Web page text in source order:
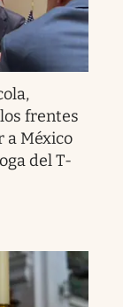
frentes
a México
del T-